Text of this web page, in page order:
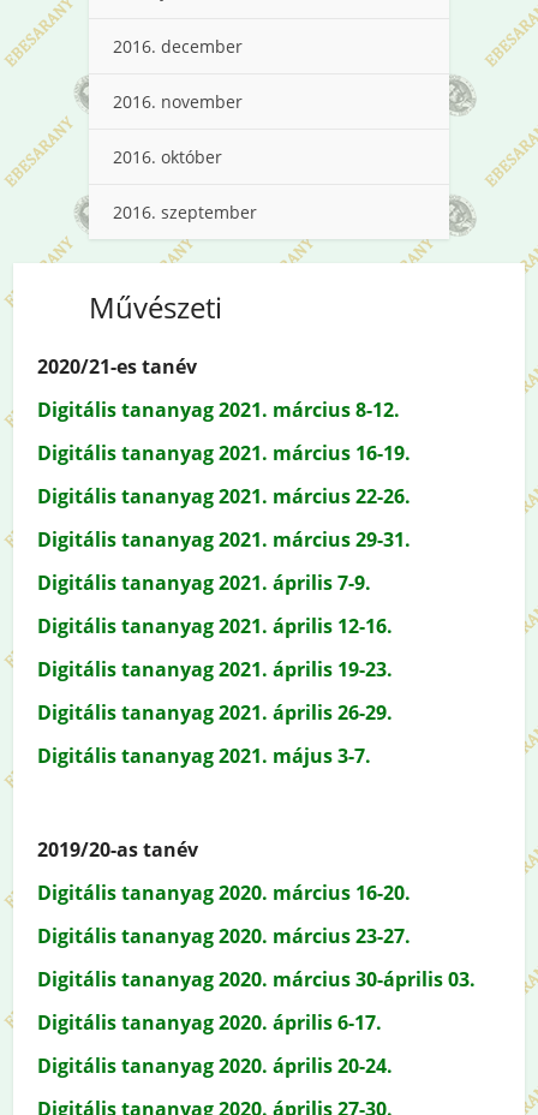
2016. december
2016. november
2016. október
2016. szeptember
Művészeti
2020/21-es tanév
Digitális tananyag 2021. március 8-12.
Digitális tananyag 2021. március 16-19.
Digitális tananyag 2021. március 22-26.
Digitális tananyag 2021. március 29-31.
Digitális tananyag 2021. április 7-9.
Digitális tananyag 2021. április 12-16.
Digitális tananyag 2021. április 19-23.
Digitális tananyag 2021. április 26-29.
Digitális tananyag 2021. május 3-7.
2019/20-as tanév
Digitális tananyag 2020. március 16-20.
Digitális tananyag 2020. március 23-27.
Digitális tananyag 2020. március 30-április 03.
Digitális tananyag 2020. április 6-17.
Digitális tananyag 2020. április 20-24.
Digitális tananyag 2020. április 27-30.